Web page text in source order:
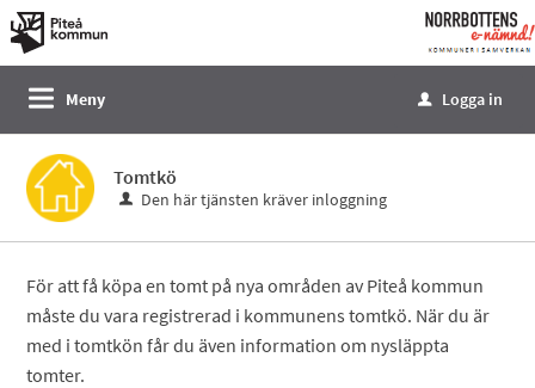
Välkommen
till
tjänster
Norrbottens
enämnd
Meny u Logga in
Tomtkö
Den här tjänsten kräver inloggning
För att få köpa en tomt på nya områden av Piteå kommun
måste du vara registrerad i kommunens tomtkö. När du är
med i tomtkön får du även information om nysläppta
tomter.